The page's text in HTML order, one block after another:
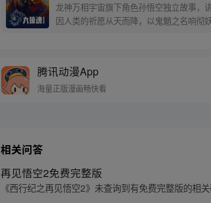
龙神万相宇宙旗下角色孙悟空独立故事，
因人类的祈愿从天而降，以鬼魈之名响
腾讯动漫App
海量正版漫画畅快看
相关问答
再见悟空2免费完整版
《西行纪之再见悟空2》未查询到有免费完整版的相关